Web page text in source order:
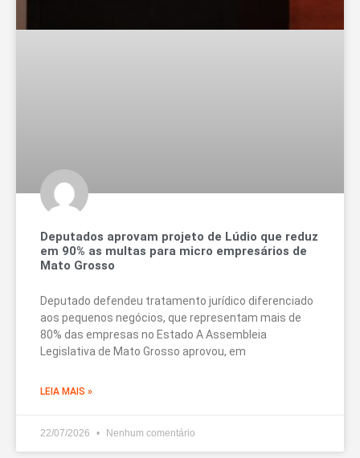
Deputados aprovam projeto de Lúdio que reduz
em 90% as multas para micro empresários de
Mato Grosso
Deputado defendeu tratamento jurídico diferenciado
aos pequenos negócios, que representam mais de
80% das empresas no Estado A Assembleia
Legislativa de Mato Grosso aprovou, em
LEIA MAIS »
22/07/2026 Nenhum comentário